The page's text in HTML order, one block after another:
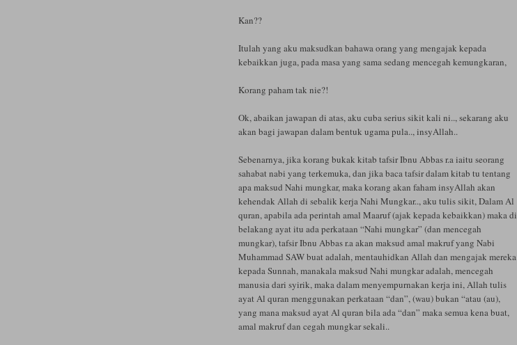
Kan??
Itulah yang aku maksudkan bahawa orang yang mengajak kepada
kebaikkan juga, pada masa yang sama sedang mencegah kemungkaran,
Korang paham tak nie?!
Ok, abaikan jawapan di atas, aku cuba serius sikit kali ni.., sekarang aku
akan bagi jawapan dalam bentuk ugama pula.., insyAllah..
Sebenarnya, jika korang bukak kitab tafsir Ibnu Abbas r.a iaitu seorang
sahabat nabi yang terkemuka, dan jika baca tafsir dalam kitab tu tentang
apa maksud Nahi mungkar, maka korang akan faham insyAllah akan
kehendak Allah di sebalik kerja Nahi Mungkar.., aku tulis sikit, Dalam Al
quran, apabila ada perintah amal Maaruf (ajak kepada kebaikkan) maka di
belakang ayat itu ada perkataan “Nahi mungkar” (dan mencegah
mungkar), tafsir Ibnu Abbas r.a akan maksud amal makruf yang Nabi
Muhammad SAW buat adalah, mentauhidkan Allah dan mengajak mereka
kepada Sunnah, manakala maksud Nahi mungkar adalah, mencegah
manusia dari syirik, maka dalam menyempurnakan kerja ini, Allah tulis
ayat Al quran menggunakan perkataan “dan”, (wau) bukan “atau (au),
yang mana maksud ayat Al quran bila ada “dan” maka semua kena buat,
amal makruf dan cegah mungkar sekali..